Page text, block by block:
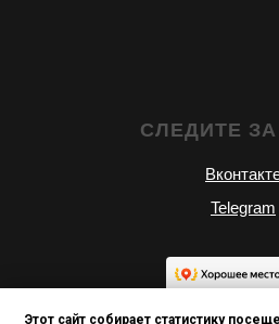
СЛЕДИТЕ
Telegram
Этот сайт собирает статистику